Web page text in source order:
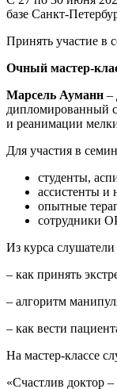
базе Санкт-
Принять участие в
Очный мастер-
Марсель Ауманн –
дипломированный
и реанимации
Для участия в
студенты,
ассистенты и
опытные
сотрудники
Из курса
– как принять
– алгоритм
– как вести
На мастер-классе
«Счастлив доктор